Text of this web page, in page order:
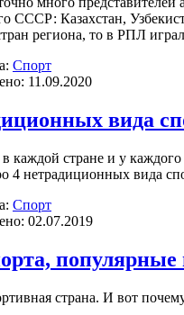
СССР: Казахстан,
региона, то в РПЛ
Спорт
11.09.2020
вида
каждой стране и у
4 нетрадиционных вида
Спорт
02.07.2019
страна. И вот